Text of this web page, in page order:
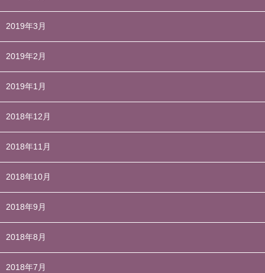
2019年3月
2019年2月
2019年1月
2018年12月
2018年11月
2018年10月
2018年9月
2018年8月
2018年7月